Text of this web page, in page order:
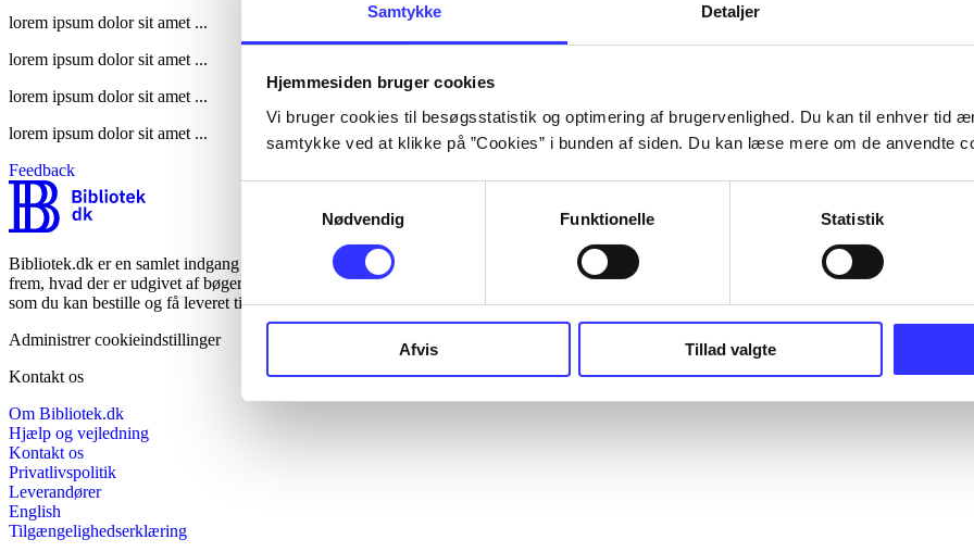
Samtykke Detaljer
Hjemmesiden bruger cookies
Vi bruger cookies til besøgsstatistik og optimering af brugervenlighed. Du kan til enhver tid
samtykke ved at klikke på ”Cookies” i bunden af siden. Du kan læse mere om de anvendte
Nødvendig
Funktionelle Statistik
Afvis Tillad valgte
lorem ipsum dolor sit amet ...
lorem ipsum dolor sit amet ...
lorem ipsum dolor sit amet ...
lorem ipsum dolor sit amet ...
Feedback
Bibliotek.dk er en samlet indgang til alle danske bibliotekers materialer og til hvad der udgives i Danmark. Du kan bestille materialer og så
frem, hvad der er udgivet af bøger, musik, tidsskrifter, artikler, e-bøger, lydbøger osv. Bibliotek.dk er altså ikke et fysisk bibliotek, men en
som du kan bestille og få leveret til dit lokale bibliotek.
Administrer cookieindstillinger
Kontakt os
Om Bibliotek.dk
Hjælp og vejledning
Kontakt os
Privatlivspolitik
Leverandører
English
Tilgængelighedserklæring